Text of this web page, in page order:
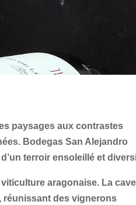
paysages aux contrastes
Bodegas San Alejandro
terroir ensoleillé et
aragonaise. La cave
réunissant des vignerons